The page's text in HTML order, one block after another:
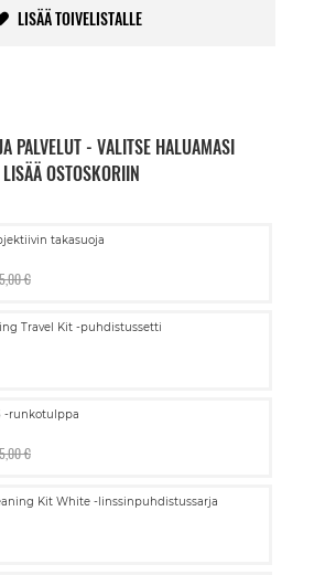
LISÄÄ TOIVELISTALLE
PALVELUT - VALITSE HALUAMASI
OSTOSKORIIN
takasuoja
€
Travel Kit -puhdistussetti
-runkotulppa
€
Kit White -linssinpuhdistussarja